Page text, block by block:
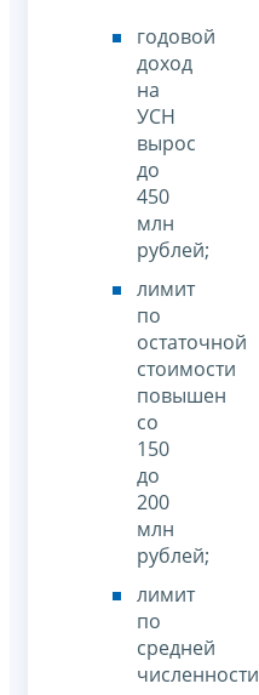
годовой
доход
на
УСН
вырос
до
450
млн
рублей;
лимит
по
остаточной
стоимости
повышен
со
150
до
200
млн
рублей;
лимит
по
средней
численности